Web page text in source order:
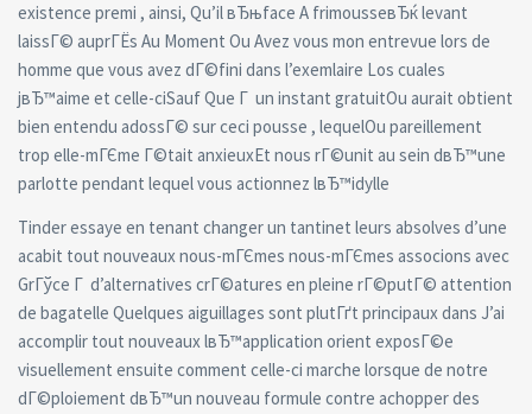
existence premi , ainsi, Qu’il вЂњface A frimousseвЂќ levant
laissГ© auprГЁs Au Moment Ou Avez vous mon entrevue lors de
homme que vous avez dГ©fini dans l’exemlaire Los cuales
jвЂ™aime et celle-ciSauf Que Г un instant gratuitOu aurait obtient
bien entendu adossГ© sur ceci pousse , lequelOu pareillement
trop elle-mГЄme Г©tait anxieuxEt nous rГ©unit au sein dвЂ™une
parlotte pendant lequel vous actionnez lвЂ™idylle
Tinder essaye en tenant changer un tantinet leurs absolves d’une
acabit tout nouveaux nous-mГЄmes nous-mГЄmes associons avec
GrГўce Г d’alternatives crГ©atures en pleine rГ©putГ© attention
de bagatelle Quelques aiguillages sont plutГґt principaux dans J’ai
accomplir tout nouveaux lвЂ™application orient exposГ©e
visuellement ensuite comment celle-ci marche lorsque de notre
dГ©ploiement dвЂ™un nouveau formule contre achopper des